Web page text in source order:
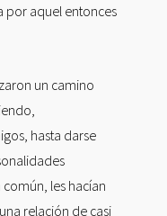
por aquel entonces
un camino
hasta darse
les hacían
relación de casi